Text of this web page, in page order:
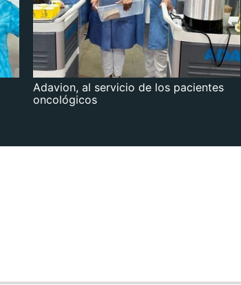
Adavion, al servicio de los pacientes
oncológicos